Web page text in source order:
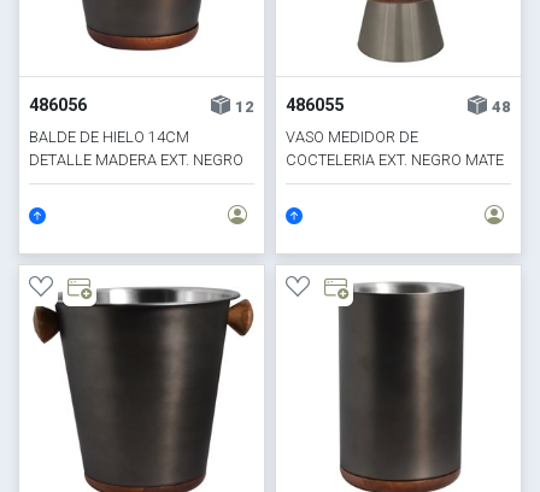
486056
12
BALDE DE HIELO 14CM
DETALLE MADERA EXT. NEGRO
MATE
486055
48
VASO MEDIDOR DE
COCTELERIA EXT. NEGRO MATE
30/60ML